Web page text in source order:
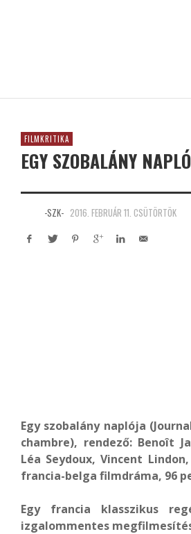
FILMKRITIKA
EGY SZOBALÁNY
-SZK- 2016. FEBRUÁR 11. CSÜTÖRTÖK
Egy szobalány naplója
chambre), rendező: Benoît
Léa Seydoux, Vincent
francia-belga filmdráma, 96
Egy francia klasszikus
izgalommentes